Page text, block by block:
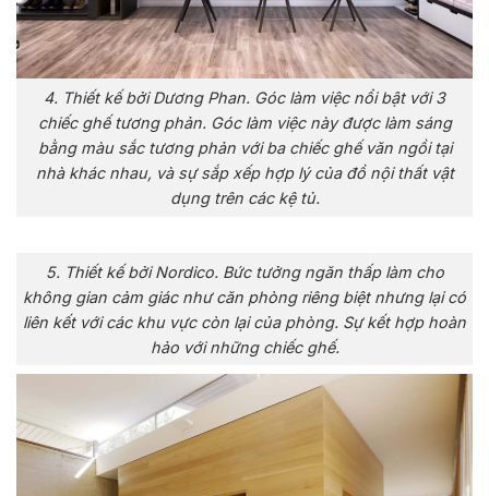
4. Thiết kế bởi Dương Phan. Góc làm việc nổi bật với 3
chiếc ghế tương phản. Góc làm việc này được làm sáng
bằng màu sắc tương phản với ba chiếc ghế văn ngồi tại
nhà khác nhau, và sự sắp xếp hợp lý của đồ nội thất vật
dụng trên các kệ tủ.
5. Thiết kế bởi Nordico. Bức tưởng ngăn thấp làm cho
không gian cảm giác như căn phòng riêng biệt nhưng lại có
liên kết với các khu vực còn lại của phòng. Sự kết hợp hoàn
hảo với những chiếc ghế.